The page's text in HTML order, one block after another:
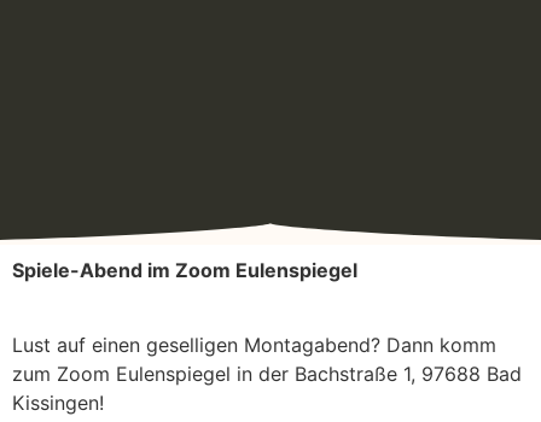
Spiele-Abend im Zoom Eulenspiegel
​Lust auf einen geselligen Montagabend? Dann komm
zum Zoom Eulenspiegel in der Bachstraße 1, 97688 Bad
Kissingen!